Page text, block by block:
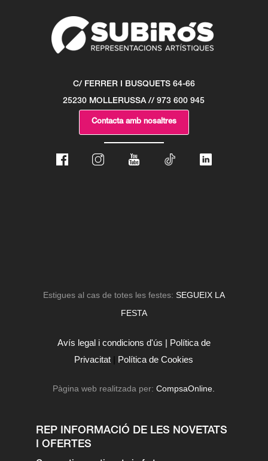
C/ FERRER I BUSQUETS 64-66
25230 MOLLERUSSA // 973 600 945
Contacta amb nosaltres
Estigues al cas de totes les festes: SEGUEIX LA
FESTA
Avís legal i condicions d'ús | Política de
Privacitat | Política de Cookies
Pàgina web realitzada per:CompsaOnline.
REP INFORMACIÓ DE LES NOVETATS
I OFERTES